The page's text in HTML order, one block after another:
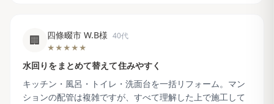
🏢 四條畷市 W.B様 40代
★★★★★
水回りをまとめて替えて住みやすく
キッチン・風呂・トイレ・洗面台を一括リフォーム。マン
ションの配管は複雑ですが、すべて理解した上で施工して